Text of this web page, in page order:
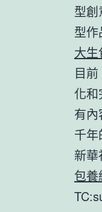
型
型
大
目
化和
有
千年
新
包養